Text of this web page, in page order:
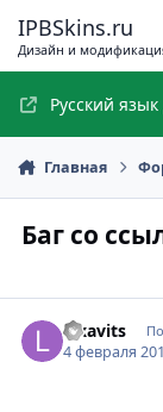
IPBSkins.ru
Дизайн и
Русский
Главная
Баг со
lexavits
4 февраля